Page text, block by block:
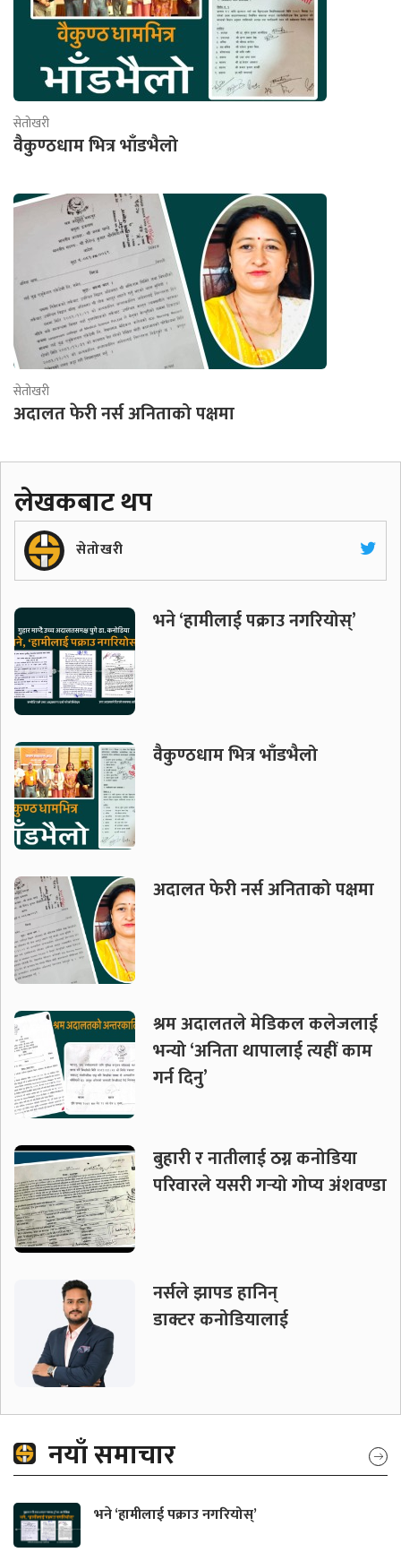
सेतोखरी
वैकुण्ठधाम भित्र भाँडभैलो
सेतोखरी
अदालत फेरी नर्स अनिताको पक्षमा
लेखकबाट थप
सेतोखरी
भने ‘हामीलाई पक्राउ नगरियोस्’
वैकुण्ठधाम भित्र भाँडभैलो
अदालत फेरी नर्स अनिताको पक्षमा
श्रम अदालतले मेडिकल कलेजलाई
भन्यो ‘अनिता थापालाई त्यहीं काम
गर्न दिनु’
बुहारी र नातीलाई ठग्न कनोडिया
परिवारले यसरी गर्‍यो गोप्य अंशवण्डा
नर्सले झापड हानिन्
डाक्टर कनोडियालाई
नयाँ समाचार
भने ‘हामीलाई पक्राउ नगरियोस्’